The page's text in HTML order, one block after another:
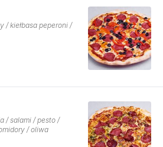
/ kiełbasa peperoni /
/ salami / pesto /
/ oliwa